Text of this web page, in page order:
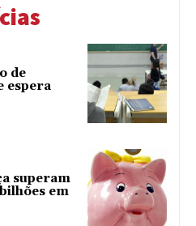
de
espera
superam
em